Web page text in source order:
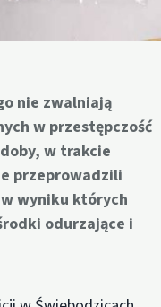
nie zwalniają
w przestępczość
w trakcie
przeprowadzili
wyniku których
odurzające i